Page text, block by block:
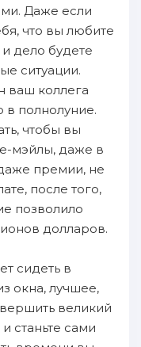
Даже если
что вы любите
дело будете
ситуации.
ваш коллега
в полнолуние.
чтобы вы
мэйлы, даже в
премии, не
после того,
позволило
долларов.
сидеть в
окна, лучшее,
великий
станьте сами